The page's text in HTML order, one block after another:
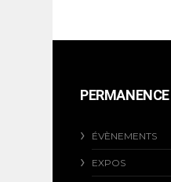
ÉVÈNEMENTS
EXPOS